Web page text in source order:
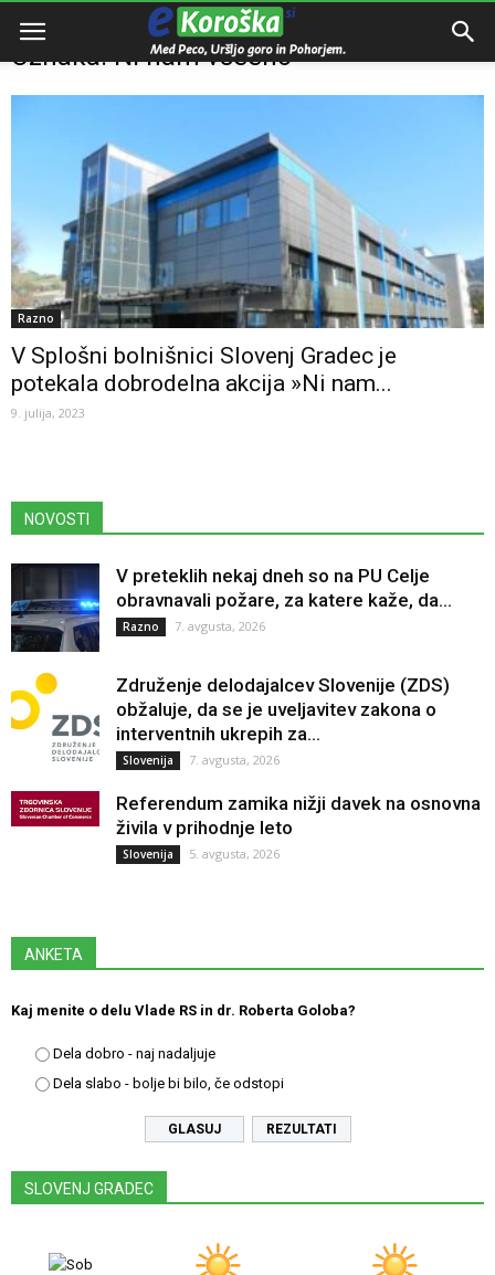
Domov Ni nam vseeno
Oznaka: Ni nam vseeno
Razno
V Splošni bolnišnici Slovenj Gradec je
potekala dobrodelna akcija »Ni nam...
9. julija, 2023
NOVOSTI
V preteklih nekaj dneh so na PU Celje
obravnavali požare, za katere kaže, da...
Razno 7. avgusta, 2026
Združenje delodajalcev Slovenije (ZDS)
obžaluje, da se je uveljavitev zakona o
interventnih ukrepih za...
Slovenija 7. avgusta, 2026
Referendum zamika nižji davek na osnovna
živila v prihodnje leto
Slovenija 5. avgusta, 2026
ANKETA
Kaj menite o delu Vlade RS in dr. Roberta Goloba?
Dela dobro - naj nadaljuje
Dela slabo - bolje bi bilo, če odstopi
REZULTATI
SLOVENJ GRADEC